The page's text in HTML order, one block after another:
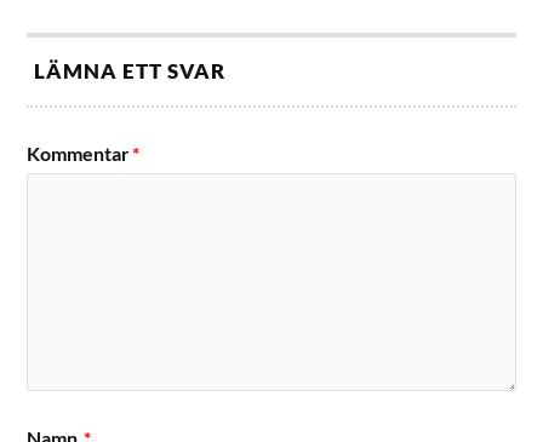
LÄMNA ETT SVAR
Kommentar*